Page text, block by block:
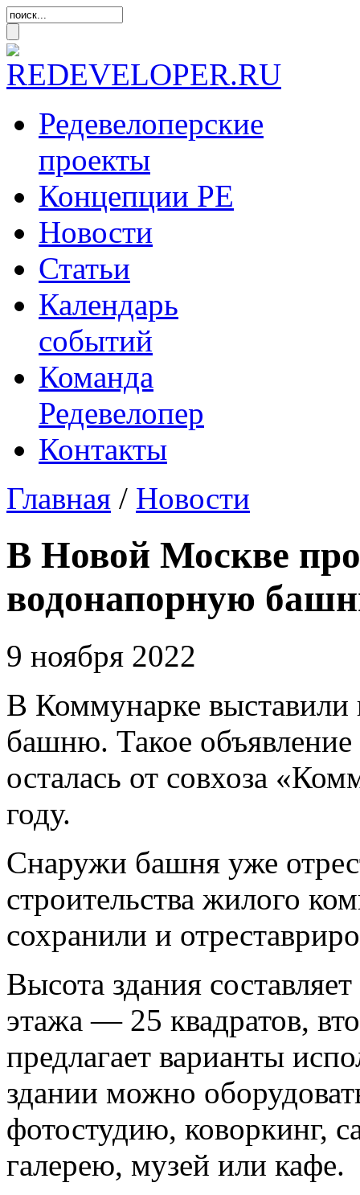
Редевелоперские
проекты
Концепции РЕ
Новости
Статьи
Календарь
событий
Команда
Редевелопер
Контакты
Главная / Новости
В Новой Москве
водонапорную
9 ноября 2022
В Коммунарке
башню. Такое
осталась от совхоза
году.
Снаружи башня уже
строительства жилого
сохранили и
Высота здания
этажа — 25 квадратов,
предлагает варианты
здании можно
фотостудию, коворкинг,
галерею, музей или кафе.